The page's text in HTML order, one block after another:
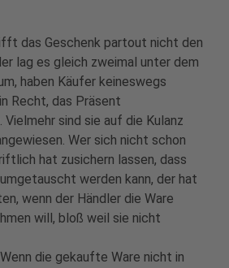
das Geschenk partout nicht den
lag es gleich zweimal unter dem
haben Käufer keineswegs
Recht, das Präsent
Vielmehr sind sie auf die Kulanz
Wer sich nicht schon
hat zusichern lassen, dass
werden kann, der hat
wenn der Händler die Ware
will, bloß weil sie nicht
Wenn die gekaufte Ware nicht in